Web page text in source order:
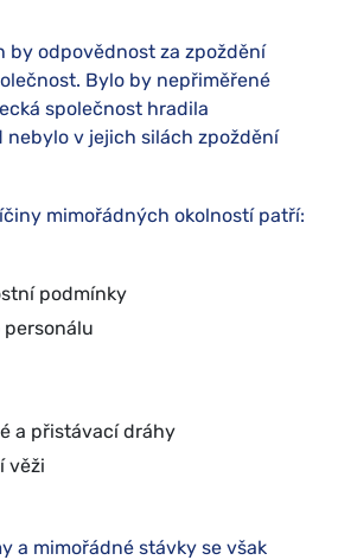
by odpovědnost za zpoždění
Bylo by nepřiměřené
společnost hradila
nebylo v jejich silách zpoždění
mimořádných okolností patří:
podmínky
a přistávací dráhy
věži
a mimořádné stávky se však